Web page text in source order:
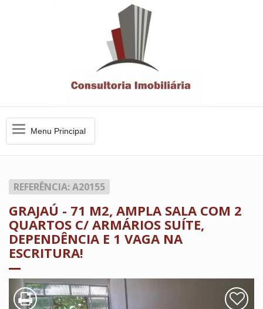
MenuMenu Principal
REFERÊNCIA: A20155
GRAJAÚ - 71 M2, AMPLA SALA COM 2
QUARTOS C/ ARMÁRIOS SUÍTE,
DEPENDÊNCIA E 1 VAGA NA
ESCRITURA!